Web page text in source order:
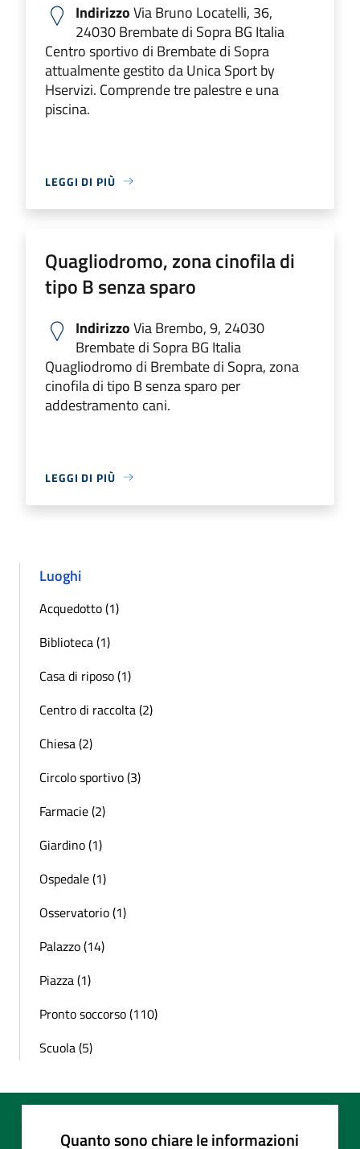
IndirizzoVia Bruno Locatelli, 36,
24030 Brembate di Sopra BG Italia
Centro sportivo di Brembate di Sopra
attualmente gestito da Unica Sport by
Hservizi. Comprende tre palestre e una
piscina.
LEGGI DI PIÙ
Quagliodromo, zona cinofila di
tipo B senza sparo
IndirizzoVia Brembo, 9, 24030
Brembate di Sopra BG Italia
Quagliodromo di Brembate di Sopra, zona
cinofila di tipo B senza sparo per
addestramento cani.
LEGGI DI PIÙ
Luoghi
Acquedotto (1)
Biblioteca (1)
Casa di riposo (1)
Centro di raccolta (2)
Chiesa (2)
Circolo sportivo (3)
Farmacie (2)
Giardino (1)
Ospedale (1)
Osservatorio (1)
Palazzo (14)
Piazza (1)
Pronto soccorso (110)
Scuola (5)
Quanto sono chiare le informazioni